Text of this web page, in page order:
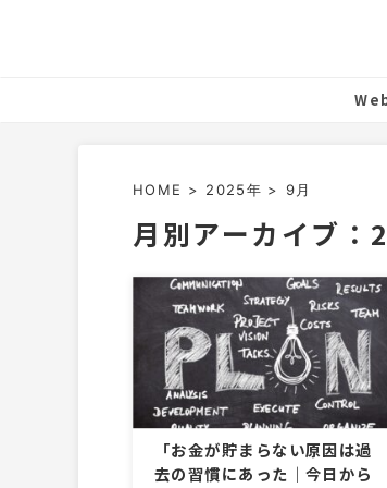
HOME > 2025年 > 9月
月別アーカイブ
「お金が貯まらない原因は過
去の習慣にあった｜今日から